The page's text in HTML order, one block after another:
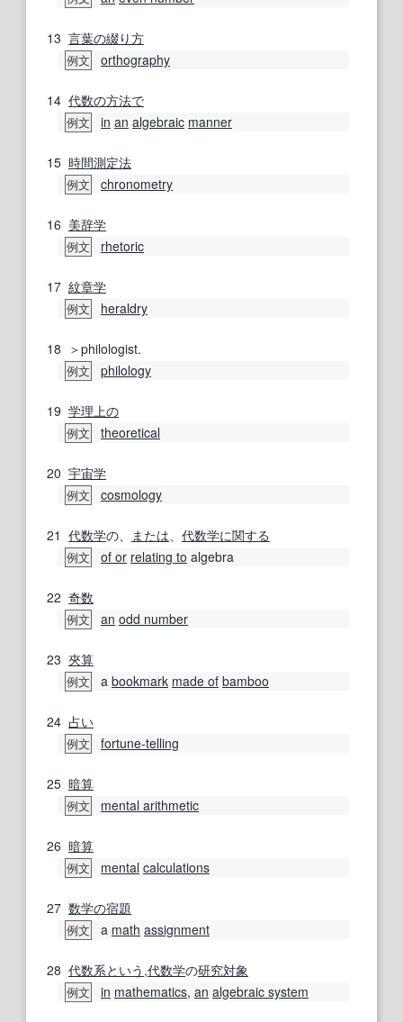
13 言葉の綴り方
例文 orthography
14 代数の方法で
例文 in an algebraic manner
15 時間測定法
例文 chronometry
16 美辞学
例文 rhetoric
17 紋章学
例文 heraldry
18 ＞philologist.
例文 philology
19 学理上の
例文 theoretical
20 宇宙学
例文 cosmology
21 代数学の、 または、 代数学に関する
例文 of or relating to algebra
22 奇数
例文 an odd number
23 夾算
例文 a bookmark made of bamboo
24 占い
例文 fortune-telling
25 暗算
例文 mental arithmetic
26 暗算
例文 mental calculations
27 数学の宿題
例文 a math assignment
28 代数系という ,代数学の研究対象
例文 in mathematics, an algebraic system